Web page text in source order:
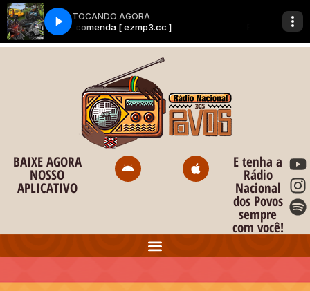
conteúdo
BAIXE AGORA
NOSSO
APLICATIVO
E tenha a
Rádio
Nacional
dos Povos
sempre
com você!